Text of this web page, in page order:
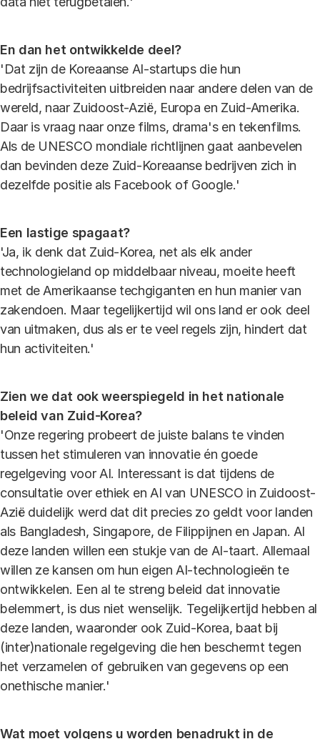
En dan het ontwikkelde deel?
'Dat zijn de Koreaanse AI-startups die hun
bedrijfsactiviteiten uitbreiden naar andere delen van de
wereld, naar Zuidoost-Azië, Europa en Zuid-Amerika.
Daar is vraag naar onze films, drama's en tekenfilms.
Als de UNESCO mondiale richtlijnen gaat aanbevelen
dan bevinden deze Zuid-Koreaanse bedrijven zich in
dezelfde positie als Facebook of Google.'
Een lastige spagaat?
'Ja, ik denk dat Zuid-Korea, net als elk ander
technologieland op middelbaar niveau, moeite heeft
met de Amerikaanse techgiganten en hun manier van
zakendoen. Maar tegelijkertijd wil ons land er ook deel
van uitmaken, dus als er te veel regels zijn, hindert dat
hun activiteiten.'
Zien we dat ook weerspiegeld in het nationale
beleid van Zuid-Korea?
'Onze regering probeert de juiste balans te vinden
tussen het stimuleren van innovatie én goede
regelgeving voor AI. Interessant is dat tijdens de
consultatie over ethiek en AI van UNESCO in Zuidoost-
Azië duidelijk werd dat dit precies zo geldt voor landen
als Bangladesh, Singapore, de Filippijnen en Japan. Al
deze landen willen een stukje van de AI-taart. Allemaal
willen ze kansen om hun eigen AI-technologieën te
ontwikkelen. Een al te streng beleid dat innovatie
belemmert, is dus niet wenselijk. Tegelijkertijd hebben al
deze landen, waaronder ook Zuid-Korea, baat bij
(inter)nationale regelgeving die hen beschermt tegen
het verzamelen of gebruiken van gegevens op een
onethische manier.'
Wat moet volgens u worden benadrukt in de